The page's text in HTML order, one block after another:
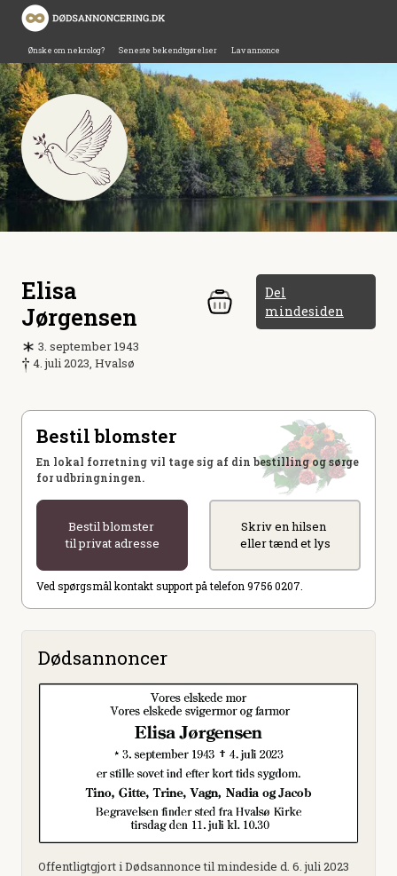
Ønske om nekrolog? Seneste bekendtgørelser Lav annonce
Elisa
Jørgensen
Del
mindesiden
3. september 1943
4. juli 2023, Hvalsø
Bestil blomster
En lokal forretning vil tage sig af din bestilling og sørge
for udbringningen.
Bestil blomster
til privat adresse
Skriv en hilsen
eller tænd et lys
Ved spørgsmål kontakt support på telefon 9756 0207.
Dødsannoncer
Offentligtgjort i Dødsannonce til mindeside d. 6. juli 2023